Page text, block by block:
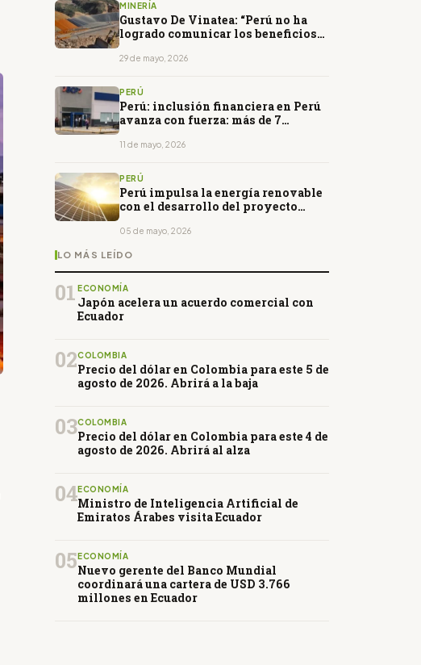
MINERÍA
Gustavo De Vinatea: “Perú no ha
logrado comunicar los beneficios
29 de mayo, 2026
PERÚ
Perú: inclusión financiera en Perú
avanza con fuerza: más de 7
formal desde 2020
11 de mayo, 2026
PERÚ
Perú impulsa la energía renovable
con el desarrollo del proyecto
05 de mayo, 2026
LO MÁS LEÍDO
01 ECONOMÍA
Japón acelera un acuerdo comercial con
Ecuador
02COLOMBIA
Precio del dólar en Colombia para este 5 de
agosto de 2026. Abrirá a la baja
03COLOMBIA
Precio del dólar en Colombia para este 4 de
agosto de 2026. Abrirá al alza
04ECONOMÍA
Ministro de Inteligencia Artificial de
Emiratos Árabes visita Ecuador
05 ECONOMÍA
Nuevo gerente del Banco Mundial
coordinará una cartera de USD 3.766
millones en Ecuador